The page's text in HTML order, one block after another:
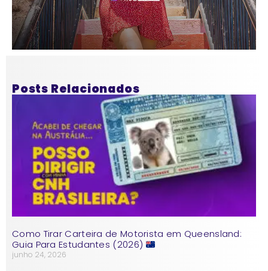
Posts Relacionados
Como Tirar Carteira de Motorista em Queensland:
Guia Para Estudantes (2026)
junho 24, 2026